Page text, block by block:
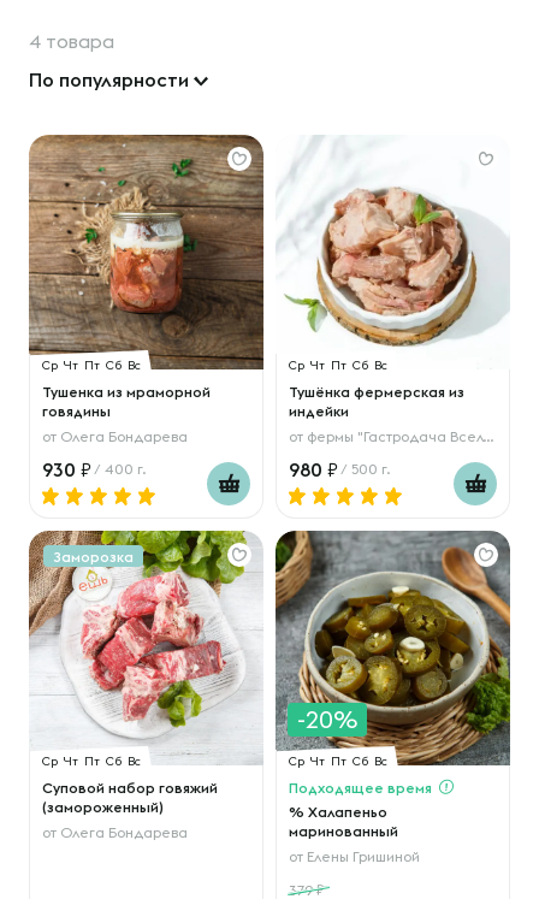
4 товара
По популярности
Ср Чт Пт Сб Вс
Тушенка из мраморной
говядины
от Олега Бондарева
930 / 400 г.
Ср Чт Пт Сб Вс
Тушёнка фермерская из
индейки
от фермы "Гастродача Вселуг"
980 / 500 г.
Заморозка
Ср Чт Пт Сб Вс
Суповой набор говяжий
(замороженный)
от Олега Бондарева
-20%
Ср Чт Пт Сб Вс
Подходящее время
% Халапеньо
маринованный
от Елены Гришиной
379